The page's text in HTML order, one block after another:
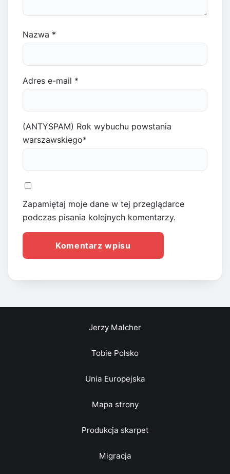
Nazwa *
Adres e-mail *
(ANTYSPAM) Rok wybuchu powstania
warszawskiego*
Zapamiętaj moje dane w tej przeglądarce
podczas pisania kolejnych komentarzy.
Jerzy Malcher
Tobie Polsko
Unia Europejska
Mapa strony
Produkcja skarpet
Migracja